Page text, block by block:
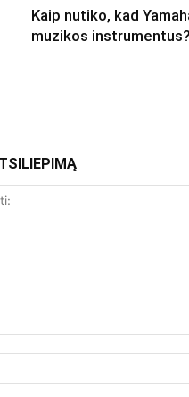
Kaip nutiko, kad
muzikos instrumentus?